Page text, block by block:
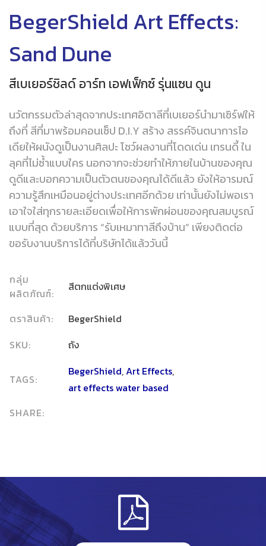
BegerShield Art Effects:
Sand Dune
สีเบเยอร์ชิลด์ อาร์ท เอฟเฟ็กซ์ รุ่นแซน ดูน
นวัตกรรมตัวล่าสุดจากประเทศอิตาลีที่เบเยอร์นำมาเซิร์ฟให้
ถึงที่ สีที่มาพร้อมคอนเซ็ป D.I.Y สร้าง สรรค์จินตนาการไอ
เดียให้ผนังดูเป็นงานศิลปะ โชว์ผลงานที่โดดเด่น เทรนดี้ ใน
ลุคที่ไม่ซ้ำแบบใคร นอกจากจะช่วยทำให้ภายในบ้านของคุณ
ดูดีและบอกความเป็นตัวตนของคุณได้ดีแล้ว ยังให้อารมณ์
ความรู้สึกเหมือนอยู่ต่างประเทศอีกด้วย เท่านั้นยังไม่พอเรา
เอาใจใส่ทุกรายละเอียดเพื่อให้การพักผ่อนของคุณสมบูรณ์
แบบที่สุด ด้วยบริการ “รับเหมาทาสีถึงบ้าน” เพียงติดต่อ
ขอรับงานบริการได้ที่บริษัทได้แล้ววันนี้
กลุ่ม
ผลิตภัณฑ์:
สีตกแต่งพิเศษ
ตราสินค้า:
BegerShield
SKU:
ถัง
TAGS:
BegerShield,Art Effects,
art effects water based
SHARE: